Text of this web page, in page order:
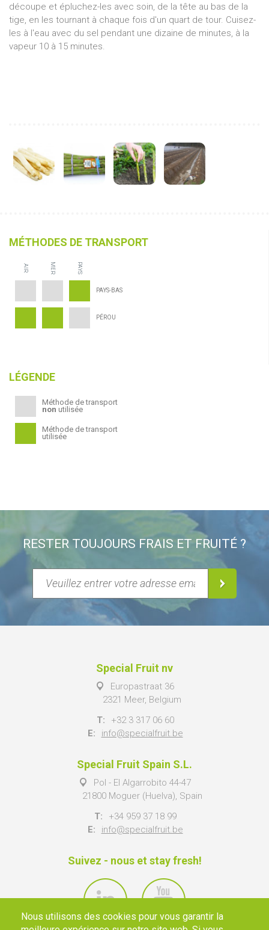
Nous utilisons des cookies pour vous garantir la
découpe et épluchez-les avec soin, de la tête au bas de la
tige, en les tournant à chaque fois d'un quart de tour. Cuisez-
les à l'eau avec du sel pendant une dizaine de minutes, à la
vapeur 10 à 15 minutes.
MÉTHODES DE TRANSPORT
AIR MER PAYS
PAYS-BAS
PÉROU
LÉGENDE
Méthode de transport
non utilisée
Méthode de transport
utilisée
RESTER TOUJOURS FRAIS ET FRUITÉ ?
Special Fruit nv
Europastraat 36
2321 Meer, Belgium
T:
+32 3 317 06 60
E:
info@specialfruit.be
Special Fruit Spain S.L.
Pol - El Algarrobito 44-47
21800 Moguer (Huelva), Spain
T:
+34 959 37 18 99
E:
info@specialfruit.be
Suivez - nous et stay fresh!